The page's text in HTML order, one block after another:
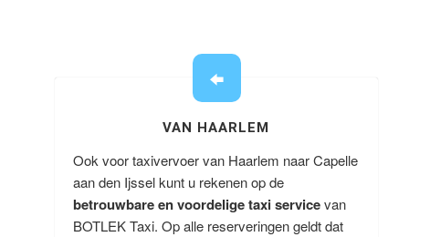
VAN HAARLEM
Ook voor taxivervoer van Haarlem naar Capelle
aan den Ijssel kunt u rekenen op de
betrouwbare en voordelige taxi servicevan
BOTLEK Taxi. Op alle reserveringen geldt dat